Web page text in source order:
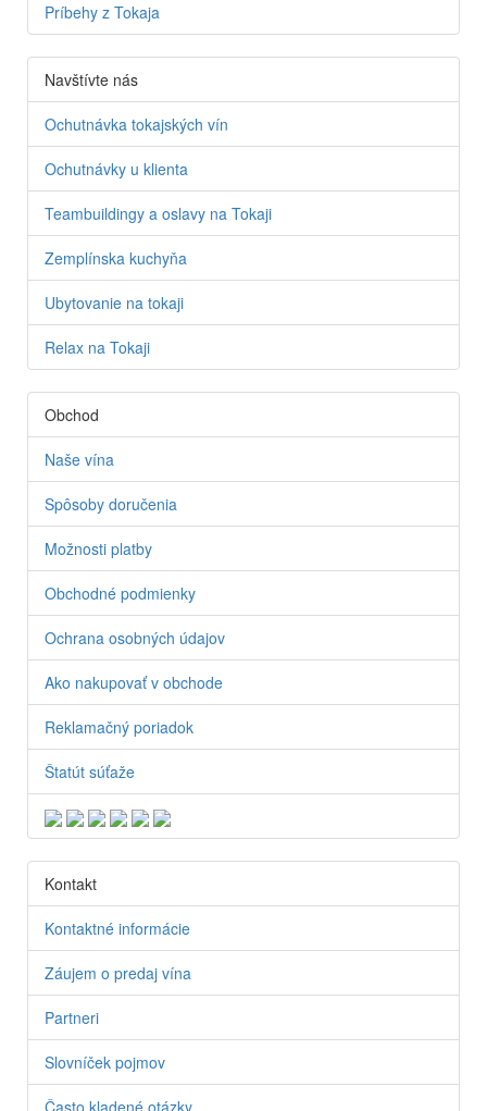
Príbehy z Tokaja
Navštívte nás
Ochutnávka tokajských vín
Ochutnávky u klienta
Teambuildingy a oslavy na Tokaji
Zemplínska kuchyňa
Ubytovanie na tokaji
Relax na Tokaji
Obchod
Naše vína
Spôsoby doručenia
Možnosti platby
Obchodné podmienky
Ochrana osobných údajov
Ako nakupovať v obchode
Reklamačný poriadok
Štatút súťaže
Kontakt
Kontaktné informácie
Záujem o predaj vína
Partneri
Slovníček pojmov